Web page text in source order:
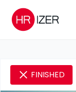
FINISHED